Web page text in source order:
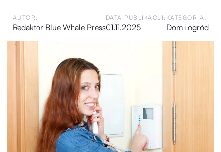
AUTOR:
Redaktor Blue Whale Press
DATA PUBLIKACJI:
01.11.2025
KATEGORIA:
Dom i ogród